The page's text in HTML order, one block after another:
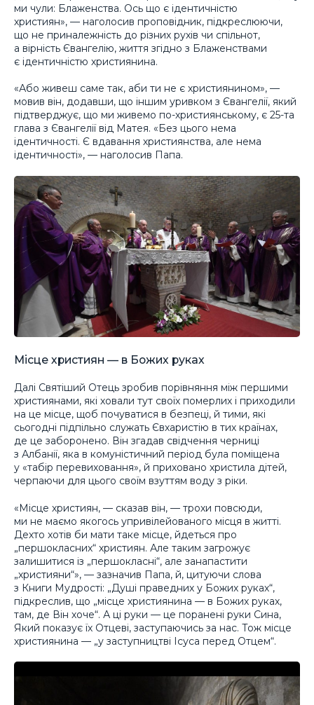
ми чули: Блаженства. Ось що є ідентичністю
християн», — наголосив проповідник, підкреслюючи,
що не приналежність до різних рухів чи спільнот,
а вірність Євангелію, життя згідно з Блаженствами
є ідентичністю християнина.
«Або живеш саме так, аби ти не є християнином», —
мовив він, додавши, що іншим уривком з Євангелії, який
підтверджує, що ми живемо по-християнському, є 25-та
глава з Євангелії від Матея. «Без цього нема
ідентичності. Є вдавання християнства, але нема
ідентичності», — наголосив Папа.
Місце християн — в Божих руках
Далі Святіший Отець зробив порівняння між першими
християнами, які ховали тут своїх померлих і приходили
на це місце, щоб почуватися в безпеці, й тими, які
сьогодні підпільно служать Євхаристію в тих країнах,
де це заборонено. Він згадав свідчення черниці
з Албанії, яка в комуністичний період була поміщена
у «табір перевиховання», й приховано христила дітей,
черпаючи для цього своїм взуттям воду з ріки.
«Місце християн, — сказав він, — трохи повсюди,
ми не маємо якогось упривілейованого місця в житті.
Дехто хотів би мати таке місце, йдеться про
„першокласних“ християн. Але таким загрожує
залишитися із „першокласні“, але занапастити
„християни“», — зазначив Папа, й, цитуючи слова
з Книги Мудрості: „Душі праведних у Божих руках“,
підкреслив, що „місце християнина — в Божих руках,
там, де Він хоче“. А ці руки — це поранені руки Сина,
Який показує їх Отцеві, заступаючись за нас. Тож місце
християнина — „у заступництві Ісуса перед Отцем“.